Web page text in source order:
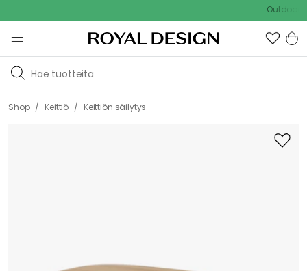
Outdoor Sale
Shop / Keittiö / Keittiön säilytys